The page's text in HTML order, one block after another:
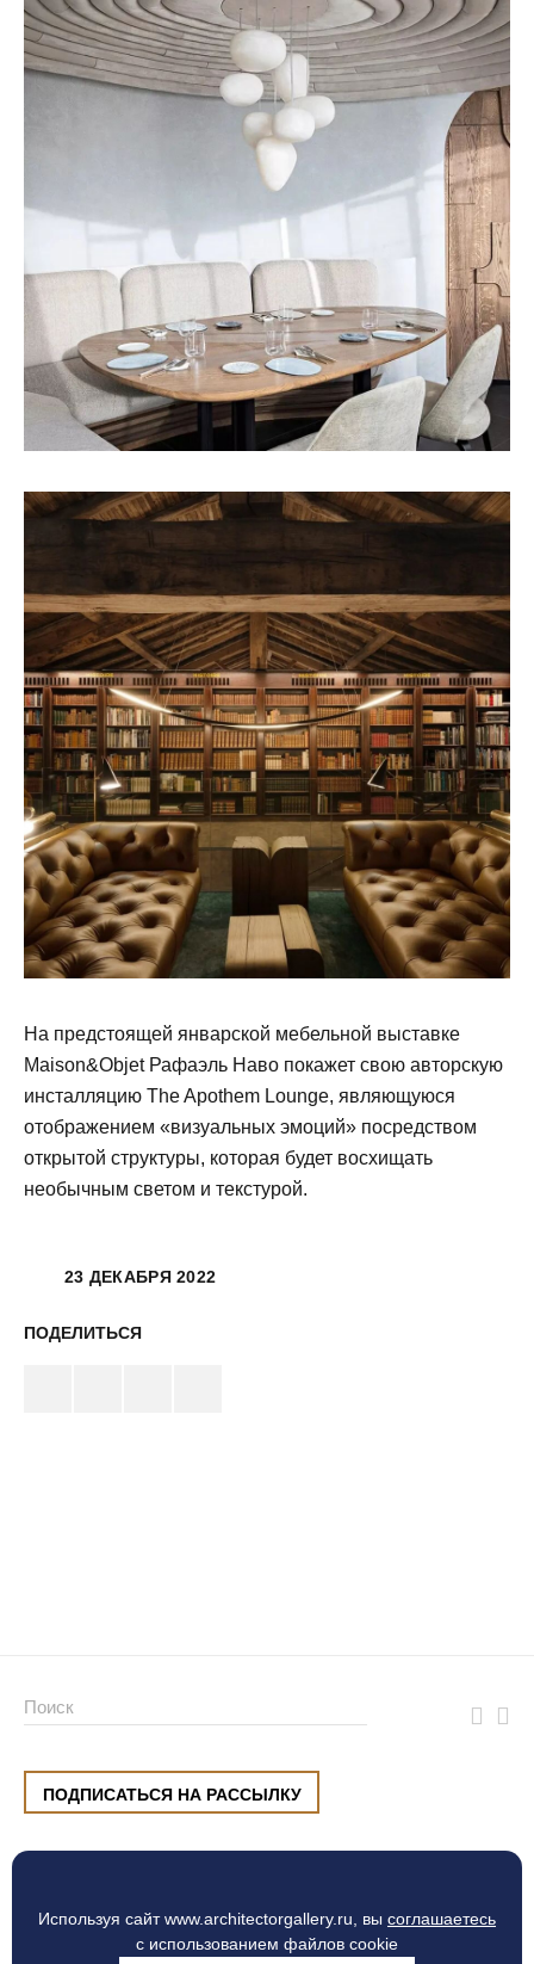
На предстоящей январской мебельной выставке
Maison&Objet Рафаэль Наво покажет свою авторскую
инсталляцию The Apothem Lounge, являющуюся
отображением «визуальных эмоций» посредством
открытой структуры, которая будет восхищать
необычным светом и текстурой.
23 ДЕКАБРЯ 2022
ПОДЕЛИТЬСЯ
Используя сайт www.architectorgallery.ru, вы соглашаетесь
с использованием файлов cookie
ПОДПИСАТЬСЯ НА РАССЫЛКУ
ул. Малышева, 8, Екатеринбург
Процесс оплаты